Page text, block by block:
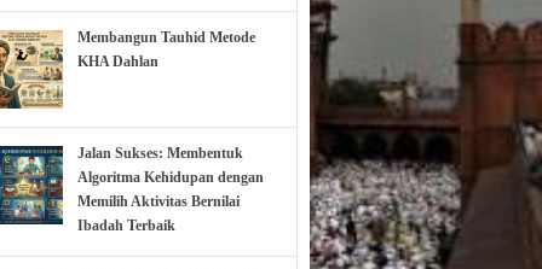
Membangun Tauhid Metode
KHA Dahlan
Jalan Sukses: Membentuk
Algoritma Kehidupan dengan
Memilih Aktivitas Bernilai
Ibadah Terbaik